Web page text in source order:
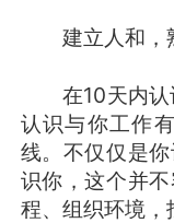
建立人和，
在10天内认
认识与你工作
线。不仅仅是
识你，这个并
程、组织环境，